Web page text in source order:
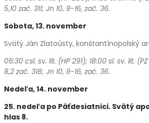
5,10 zač. 311; Jn 10, 9-16, zač. 36.
Sobota, 13. november
Svätý Ján Zlatoústy, konštantínopolský
06:30 csl. sv. lit. (HP 291); 18:00 sl. sv. lit.
8,2 zač. 318; Jn 10, 9-16, zač. 36.
Nedeľa, 14. november
25. nedeľa po Päťdesiatnici. Svätý
hlas 8.